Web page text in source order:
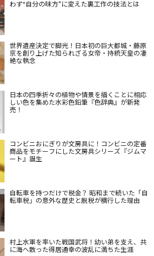
わず“自分の味方”に変えた裏工作の技法とは
世界遺産決定で脚光！日本初の巨大都城・藤原
京を創り上げた知られざる女帝・持統天皇の凄
絶な執念
日本の四季折々の植物や情景を描くことに相応
しい色を集めた水彩色鉛筆『色辞典』が新発
売！
コンビニおにぎりが文房具に！コンビニの定番
商品をモチーフにした文房具シリーズ『ジムマ
ート』誕生
自転車を持つだけで税金？ 昭和まで続いた「自
転車税」の意外な歴史と脱税が横行した理由
村上水軍を率いた戦国武将！幼い弟を支え、共
に海へ散った得居通幸の波乱に満ちた生涯